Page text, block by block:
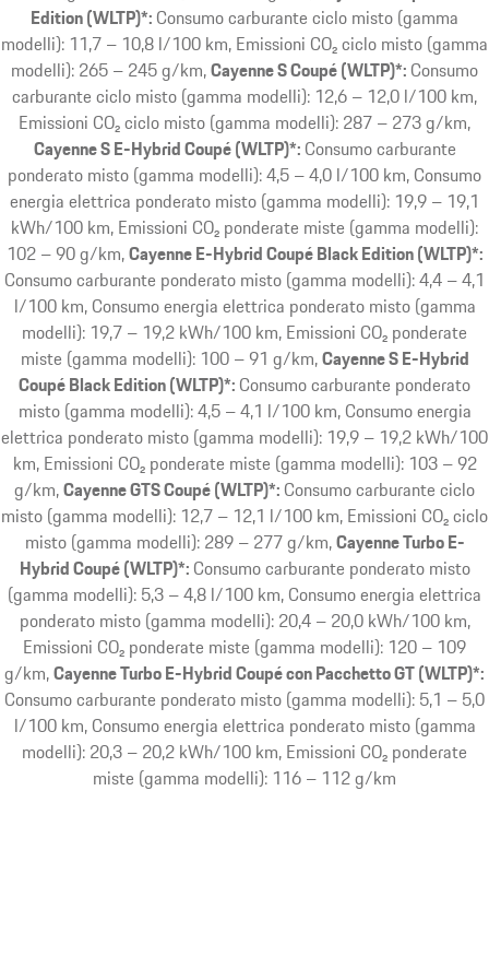
Edition (WLTP)*: Consumo carburante ciclo misto (gamma
modelli): 11,7 – 10,8 l/100 km, Emissioni CO₂ ciclo misto (gamma
modelli): 265 – 245 g/km Cayenne S Coupé (WLTP)*: Consumo
carburante ciclo misto (gamma modelli): 12,6 – 12,0 l/100 km,
Emissioni CO₂ ciclo misto (gamma modelli): 287 – 273 g/km
Cayenne S E-Hybrid Coupé (WLTP)*: Consumo carburante
ponderato misto (gamma modelli): 4,5 – 4,0 l/100 km, Consumo
energia elettrica ponderato misto (gamma modelli): 19,9 – 19,1
kWh/100 km, Emissioni CO₂ ponderate miste (gamma modelli):
102 – 90 g/km Cayenne E-Hybrid Coupé Black Edition (WLTP)*:
Consumo carburante ponderato misto (gamma modelli): 4,4 – 4,1
l/100 km, Consumo energia elettrica ponderato misto (gamma
modelli): 19,7 – 19,2 kWh/100 km, Emissioni CO₂ ponderate
miste (gamma modelli): 100 – 91 g/km Cayenne S E-Hybrid
Coupé Black Edition (WLTP)*: Consumo carburante ponderato
misto (gamma modelli): 4,5 – 4,1 l/100 km, Consumo energia
elettrica ponderato misto (gamma modelli): 19,9 – 19,2 kWh/100
km, Emissioni CO₂ ponderate miste (gamma modelli): 103 – 92
g/km Cayenne GTS Coupé (WLTP)*: Consumo carburante ciclo
misto (gamma modelli): 12,7 – 12,1 l/100 km, Emissioni CO₂ ciclo
misto (gamma modelli): 289 – 277 g/km Cayenne Turbo E-
Hybrid Coupé (WLTP)*: Consumo carburante ponderato misto
(gamma modelli): 5,3 – 4,8 l/100 km, Consumo energia elettrica
ponderato misto (gamma modelli): 20,4 – 20,0 kWh/100 km,
Emissioni CO₂ ponderate miste (gamma modelli): 120 – 109
g/km Cayenne Turbo E-Hybrid Coupé con Pacchetto GT (WLTP)*:
Consumo carburante ponderato misto (gamma modelli): 5,1 – 5,0
l/100 km, Consumo energia elettrica ponderato misto (gamma
modelli): 20,3 – 20,2 kWh/100 km, Emissioni CO₂ ponderate
miste (gamma modelli): 116 – 112 g/km